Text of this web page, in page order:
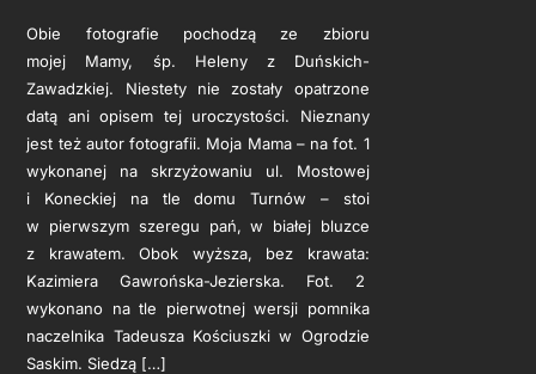
Obie fotografie pochodzą ze zbioru
mojej Mamy, śp. Heleny z Duńskich-
Zawadzkiej. Niestety nie zostały opatrzone
datą ani opisem tej uroczystości. Nieznany
jest też autor fotografii. Moja Mama – na fot. 1
wykonanej na skrzyżowaniu ul. Mostowej
i Koneckiej na tle domu Turnów – stoi
w pierwszym szeregu pań, w białej bluzce
z krawatem. Obok wyższa, bez krawata:
Kazimiera Gawrońska-Jezierska. Fot. 2
wykonano na tle pierwotnej wersji pomnika
naczelnika Tadeusza Kościuszki w Ogrodzie
Saskim. Siedzą […]